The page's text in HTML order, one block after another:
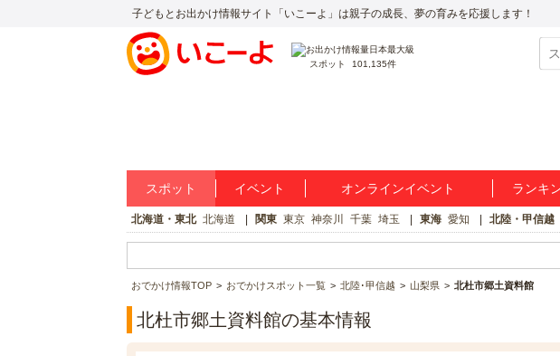
子どもとお出かけ情報サイト「いこーよ」は親子の成長、夢の育みを応援します！
スポット 101,135件
スポット イベント オンラインイベント ランキ
北海道・東北 北海道 関東 東京 神奈川 千葉 埼玉 東海 愛知 北陸・甲信越
おでかけ情報TOP おでかけスポット一覧 北陸･甲信越 山梨県 北杜市郷土資料館
北杜市郷土資料館の基本情報